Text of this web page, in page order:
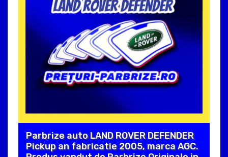
Parbrize auto LAND ROVER DEFENDER
Pickup an fabricatie 2005, marca AGC.